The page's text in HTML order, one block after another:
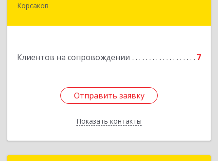
Корсаков
Клиентов на сопровождении 7
Отправить заявку
Показать контакты
Отправить заявку
Назад